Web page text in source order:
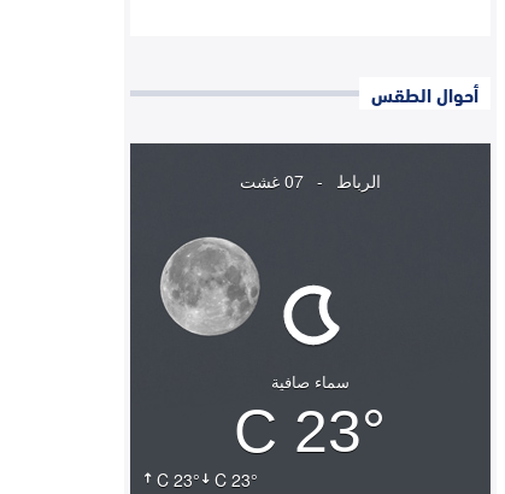
أحوال الطقس
الرباط - 07 غشت
23° C 23° C
سماء صافية
23° C